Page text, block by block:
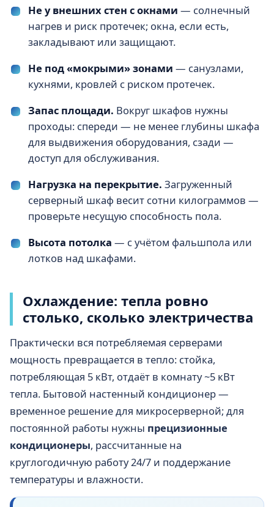
Не у внешних стен с окнами — солнечный
нагрев и риск протечек; окна, если есть,
закладывают или защищают.
Не под «мокрыми» зонами — санузлами,
кухнями, кровлей с риском протечек.
Запас площади. Вокруг шкафов нужны
проходы: спереди — не менее глубины шкафа
для выдвижения оборудования, сзади —
доступ для обслуживания.
Нагрузка на перекрытие. Загруженный
серверный шкаф весит сотни килограммов —
проверьте несущую способность пола.
Высота потолка — с учётом фальшпола или
лотков над шкафами.
Охлаждение: тепла ровно
столько, сколько электричества
Практически вся потребляемая серверами
мощность превращается в тепло: стойка,
потребляющая 5 кВт, отдаёт в комнату ~5 кВт
тепла. Бытовой настенный кондиционер —
временное решение для микросерверной; для
постоянной работы нужны прецизионные
кондиционеры, рассчитанные на
круглогодичную работу 24/7 и поддержание
температуры и влажности.